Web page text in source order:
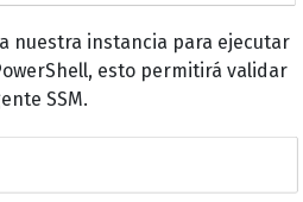
nuestra instancia para ejecutar
esto permitirá validar
SSM.